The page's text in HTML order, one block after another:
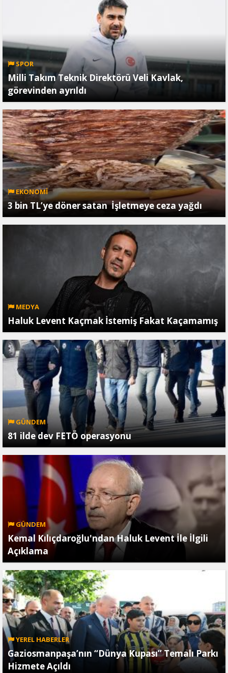
SPOR
Milli Takım Teknik Direktörü Veli Kavlak,
görevinden ayrıldı
EKONOMİ
3 bin TL’ye döner satan İşletmeye ceza yağdı
MEDYA
Haluk Levent Kaçmak İstemiş Fakat Kaçamamış
GÜNDEM
81 ilde dev FETÖ operasyonu
GÜNDEM
Kemal Kılıçdaroğlu'ndan Haluk Levent İle İlgili
Açıklama
YEREL HABERLER
Gaziosmanpaşa’nın “Dünya Kupası” Temalı Parkı
Hizmete Açıldı